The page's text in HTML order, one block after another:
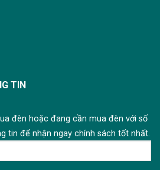
TIN
đèn hoặc đang cần mua đèn với số
tin để nhận ngay chính sách tốt nhất.